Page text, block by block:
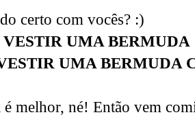
certo com vocês? :)
VESTIR UMA BERMUDA
UMA BERMUDA
é melhor, né! Então vem